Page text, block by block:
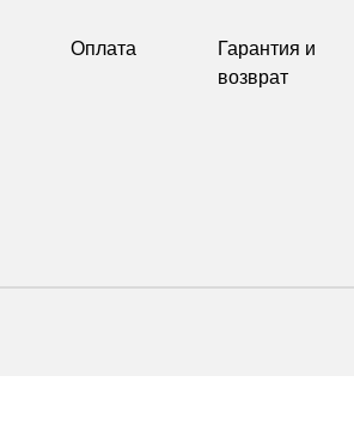
Оплата
Гарантия и
возврат